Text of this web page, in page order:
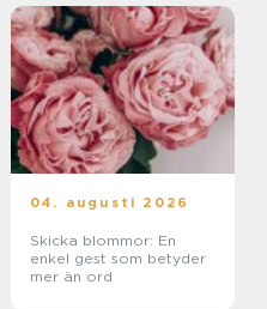
04. augusti 2026
Skicka blommor: En
enkel gest som betyder
mer än ord